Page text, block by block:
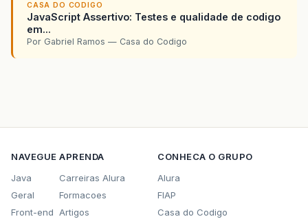
CASA DO CODIGO
JavaScript Assertivo: Testes e qualidade de codigo
em...
Por Gabriel Ramos — Casa do Codigo
NAVEGUE
Java
Geral
Front-end
APRENDA
Carreiras Alura
Formacoes
Artigos
CONHECA O GRUPO
Alura
FIAP
Casa do Codigo